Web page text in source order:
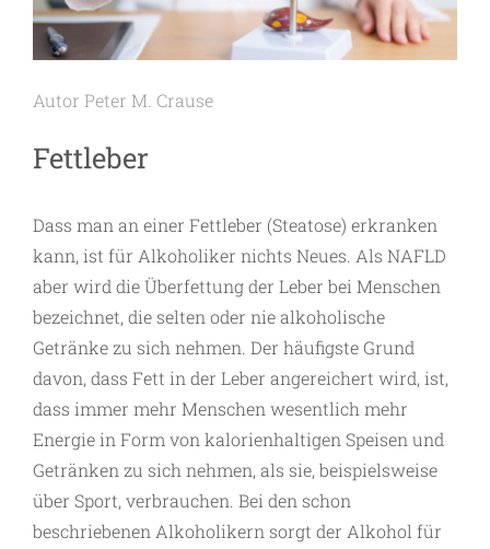
Autor Peter M. Crause
Fettleber
Dass man an einer Fettleber (Steatose) erkranken
kann, ist für Alkoholiker nichts Neues. Als NAFLD
aber wird die Überfettung der Leber bei Menschen
bezeichnet, die selten oder nie alkoholische
Getränke zu sich nehmen. Der häufigste Grund
davon, dass Fett in der Leber angereichert wird, ist,
dass immer mehr Menschen wesentlich mehr
Energie in Form von kalorienhaltigen Speisen und
Getränken zu sich nehmen, als sie, beispielsweise
über Sport, verbrauchen. Bei den schon
beschriebenen Alkoholikern sorgt der Alkohol für